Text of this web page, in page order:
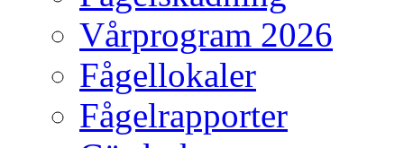
Vårprogram 2026
Fågellokaler
Fågelrapporter